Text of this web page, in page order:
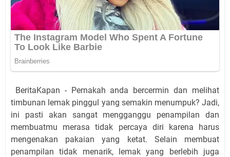
BeritaKapan - Pernakah anda bercermin dan melihat
timbunan lemak pinggul yang semakin menumpuk? Jadi,
ini pasti akan sangat mengganggu penampilan dan
membuatmu merasa tidak percaya diri karena harus
mengenakan pakaian yang ketat. Selain membuat
penampilan tidak menarik, lemak yang berlebih juga